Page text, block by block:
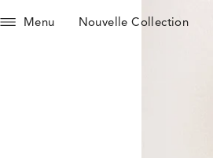
Menu Nouvelle Collection